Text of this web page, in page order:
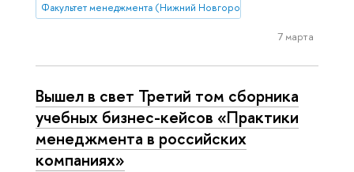
Факультет менеджмента (Нижний Новгород)
7 марта
Вышел в свет Третий том сборника
учебных бизнес-кейсов «Практики
менеджмента в российских
компаниях»